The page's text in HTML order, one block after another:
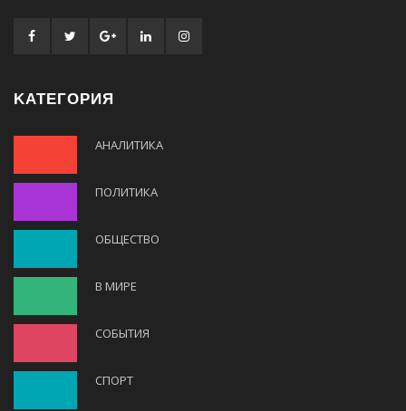
KАТЕГОРИЯ
АНАЛИТИКА
ПОЛИТИКА
ОБЩЕСТВО
В МИРЕ
СОБЫТИЯ
СПОРТ